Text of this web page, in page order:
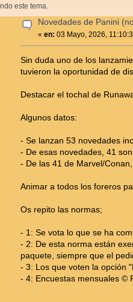
este tema.
Novedades de Panini
«en: 03 Mayo, 2026,
Sin duda uno de los
tuvieron la oportunidad de
Destacar el tochal de
Algunos datos:
- Se lanzan 53 novedades
- De esas novedades, 41
- De las 41 de Marvel/
Animar a todos los foreros
Os repito las normas;
- 1: Se vota lo que se ha
- 2: De esta norma están
paquete, siempre que el
- 3: Los que voten la opción
- 4: Encuestas mensuales ©